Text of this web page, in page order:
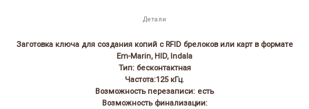
Детали
Заготовка ключа для создания копий с RFID брелоков или карт в формате
Em-Marin, HID, Indala
Тип: бесконтактная
Частота:125 кГц.
Возможность перезаписи: есть
Возможность финализации: